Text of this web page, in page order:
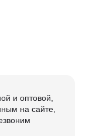
и оптовой,
на сайте,